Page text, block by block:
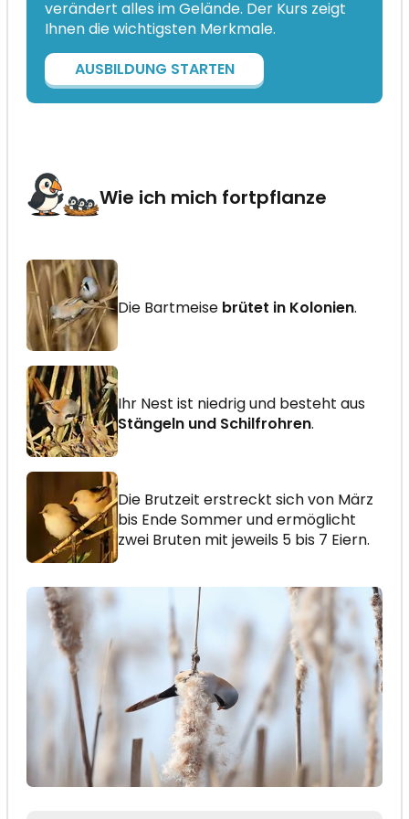
verändert alles im Gelände. Der Kurs zeigt
Ihnen die wichtigsten Merkmale.
AUSBILDUNG STARTEN
Wie ich mich fortpflanze
Die Bartmeise brütet in Kolonien.
Ihr Nest ist niedrig und besteht aus
Stängeln und Schilfrohren.
Die Brutzeit erstreckt sich von März
bis Ende Sommer und ermöglicht
zwei Bruten mit jeweils 5 bis 7 Eiern.